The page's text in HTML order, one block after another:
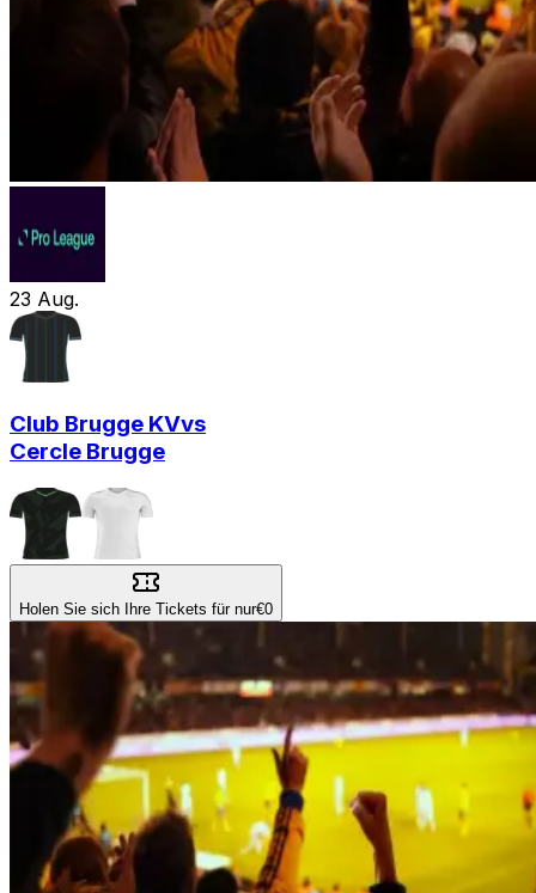
23 Aug.
Club Brugge KVvs
Cercle Brugge
Holen Sie sich Ihre Tickets für nur€0